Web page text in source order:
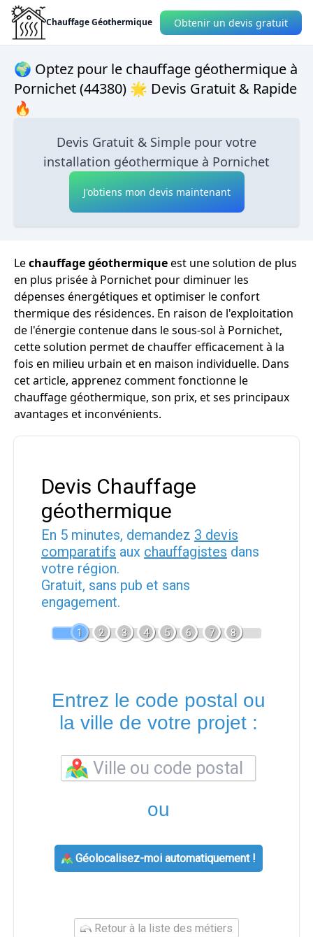
Chauffage Géothermique Obtenir un devis gratuit
🌍 Optez pour le chauffage géothermique à
Pornichet (44380) 🌟 Devis Gratuit & Rapide
🔥
Devis Gratuit & Simple pour votre
installation géothermique à Pornichet
J'obtiens mon devis maintenant
Lechauffage géothermiqueest une solution de plus
en plus prisée à Pornichet pour diminuer les
dépenses énergétiques et optimiser le confort
thermique des résidences. En raison de l'exploitation
de l'énergie contenue dans le sous-sol à Pornichet,
cette solution permet de chauffer efficacement à la
fois en milieu urbain et en maison individuelle. Dans
cet article, apprenez comment fonctionne le
chauffage géothermique, son prix, et ses principaux
avantages et inconvénients.
Devis Chauffage
géothermique
En 5 minutes, demandez 3 devis
comparatifs aux chauffagistes dans
votre région.
Gratuit, sans pub et sans
engagement.
1 2 3 4 5 6 7 8
Entrez le code postal ou
la ville de votre projet :
ou
Géolocalisez-moi automatiquement !
Retour à la liste des métiers